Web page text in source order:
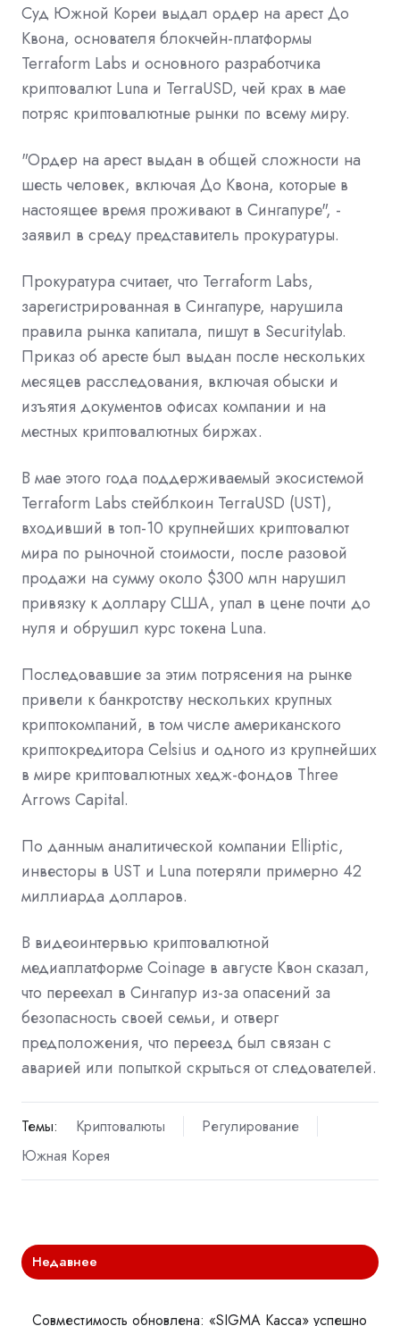
Суд Южной Кореи выдал ордер на арест До
Квона, основателя блокчейн-платформы
Terraform Labs и основного разработчика
криптовалют Luna и TerraUSD, чей крах в мае
потряс криптовалютные рынки по всему миру.
"Ордер на арест выдан в общей сложности на
шесть человек, включая До Квона, которые в
настоящее время проживают в Сингапуре", -
заявил в среду представитель прокуратуры.
Прокуратура считает, что Terraform Labs,
зарегистрированная в Сингапуре, нарушила
правила рынка капитала, пишут в Securitylab.
Приказ об аресте был выдан после нескольких
месяцев расследования, включая обыски и
изъятия документов офисах компании и на
местных криптовалютных биржах.
В мае этого года поддерживаемый экосистемой
Terraform Labs стейблкоин TerraUSD (UST),
входивший в топ-10 крупнейших криптовалют
мира по рыночной стоимости, после разовой
продажи на сумму около $300 млн нарушил
привязку к доллару США, упал в цене почти до
нуля и обрушил курс токена Luna.
Последовавшие за этим потрясения на рынке
привели к банкротству нескольких крупных
криптокомпаний, в том числе американского
криптокредитора Celsius и одного из крупнейших
в мире криптовалютных хедж-фондов Three
Arrows Capital.
По данным аналитической компании Elliptic,
инвесторы в UST и Luna потеряли примерно 42
миллиарда долларов.
В видеоинтервью криптовалютной
медиаплатформе Coinage в августе Квон сказал,
что переехал в Сингапур из-за опасений за
безопасность своей семьи, и отверг
предположения, что переезд был связан с
аварией или попыткой скрыться от следователей.
Темы: Криптовалюты
Регулирование
Южная Корея
Недавнее
Совместимость обновлена: «SIGMA Касса» успешно